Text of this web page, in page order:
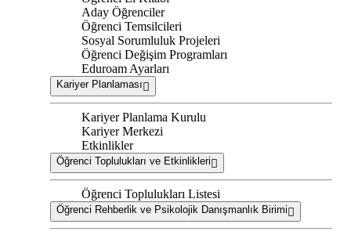
Aday Öğrenciler
Öğrenci Temsilcileri
Sosyal Sorumluluk Projeleri
Öğrenci Değişim Programları
Eduroam Ayarları
Kariyer Planlaması
Kariyer Planlama Kurulu
Kariyer Merkezi
Etkinlikler
Öğrenci Toplulukları ve Etkinlikleri
Öğrenci Toplulukları Listesi
Öğrenci Rehberlik ve Psikolojik Danışmanlık Birimi